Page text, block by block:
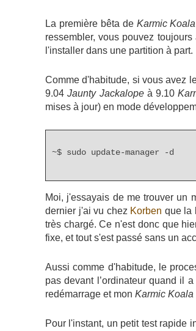
La première bêta de Karmic Koala
ressembler, vous pouvez
l'installer dans une partition à part.
Comme d'habitude, si vous avez
9.04Jaunty Jackalopeà 9.10
mises à jour) en mode
~$ sudo update-manager -d
Moi, j'essayais de me trouver un
dernier j'ai vu chez Korben que la
très chargé. Ce n'est donc que
fixe, et tout s'est passé sans un
Aussi comme d'habitude, le
pas devant l’ordinateur quand il
redémarrage et mon Karmic Koala
Pour l'instant, un petit test rapide